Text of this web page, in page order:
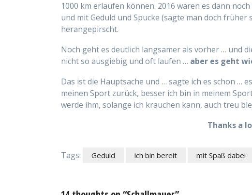
1000 km erlaufen können. 2016 waren es dann
und mit Geduld und Spucke (sagte man doch früher
herangepirscht.
Noch geht es deutlich langsamer als vorher … und
nicht so ausgiebig und oft laufen … aber es geht
Das ist die Hauptsache und … sagte ich es schon …
meinen Sport zurück, besser ich bin in meinem
werde ihm, solange ich krauchen kann, auch treu
Thanks a
Tags: Geduld ich bin bereit mit Spaß dabei